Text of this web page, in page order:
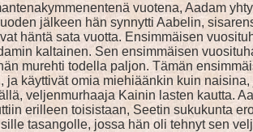
vuotena, Aadam
jälkeen hän synnytti Aabelin,
häntä sata vuotta. Ensimmäisen
kaltainen. Sen ensimmäisen
murehti todella paljon. Tämän
käyttivät omia miehiäänkin kuin
veljenmurhaaja Kainin lasten kautta.
erilleen toisistaan, Seetin sukukunta
tasangolle, jossa hän oli tehnyt sen